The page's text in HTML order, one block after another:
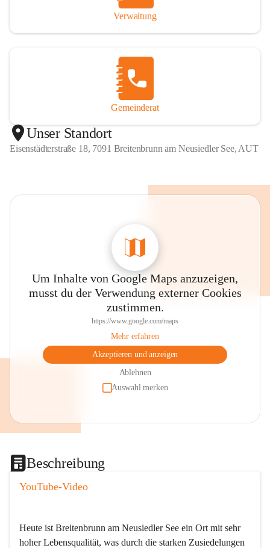
Verwaltung
Gemeinderat
Unser Standort
Eisenstädterstraße 18, 7091 Breitenbrunn am Neusiedler See, AUT
Um Inhalte von Google Maps anzuzeigen,
musst du der Verwendung externer Cookies
zustimmen.
https://www.google.com/maps
Mehr erfahren
Akzeptieren und anzeigen
Ablehnen
Auswahl merken
Beschreibung
YouTube-Video
Heute ist Breitenbrunn am Neusiedler See ein Ort mit sehr
hoher Lebensqualität, was durch die starken Zusiedelungen